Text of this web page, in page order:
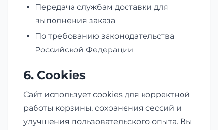
Передача службам доставки для
выполнения заказа
По требованию законодательства
Российской Федерации
6. Cookies
Сайт использует cookies для корректной
работы корзины, сохранения сессий и
улучшения пользовательского опыта. Вы